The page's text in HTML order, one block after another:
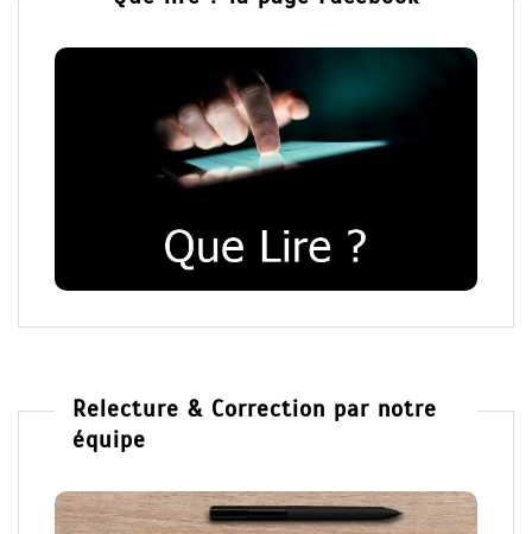
Relecture & Correction par notre
équipe